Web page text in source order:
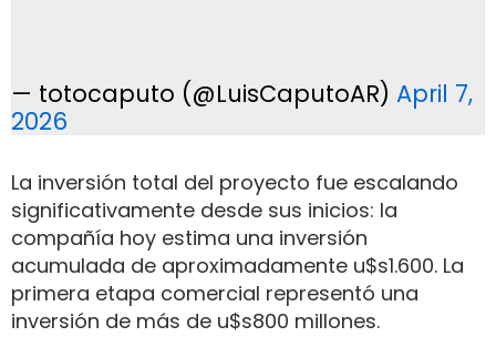
— totocaputo (@LuisCaputoAR) April 7,
2026
La inversión total del proyecto fue escalando
significativamente desde sus inicios: la
compañía hoy estima una inversión
acumulada de aproximadamente u$s1.600. La
primera etapa comercial representó una
inversión de más de u$s800 millones.